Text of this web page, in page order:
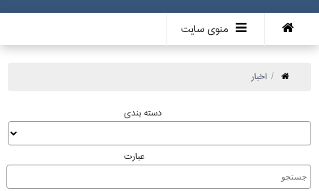
منوی سایت
اخبار
دسته بندی
عبارت